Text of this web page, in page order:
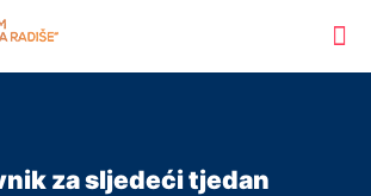
za sljedeći tjedan